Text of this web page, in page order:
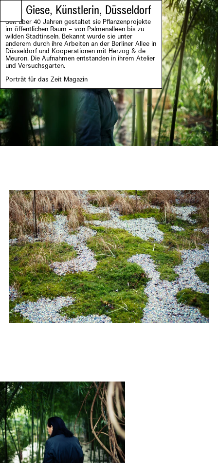
Tita Giese, Künstlerin, Düsseldorf
Seit über 40 Jahren gestaltet sie Pflanzenprojekte
im öffentlichen Raum – von Palmenalleen bis zu
wilden Stadtinseln. Bekannt wurde sie unter
anderem durch ihre Arbeiten an der Berliner Allee in
Düsseldorf und Kooperationen mit Herzog & de
Meuron. Die Aufnahmen entstanden in ihrem Atelier
und Versuchsgarten.
Porträt für das Zeit Magazin